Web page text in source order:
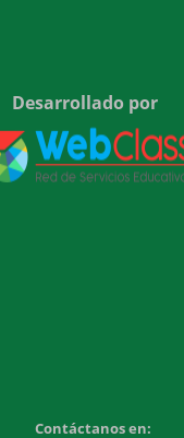
Desarrollado por
Contáctanos en: